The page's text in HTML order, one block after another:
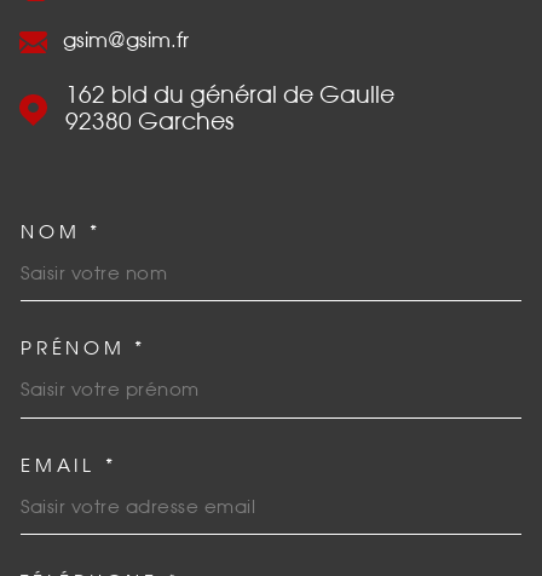
gsim@gsim.fr
162 bld du général de Gaulle
92380
Garches
NOM *
PRÉNOM *
EMAIL *